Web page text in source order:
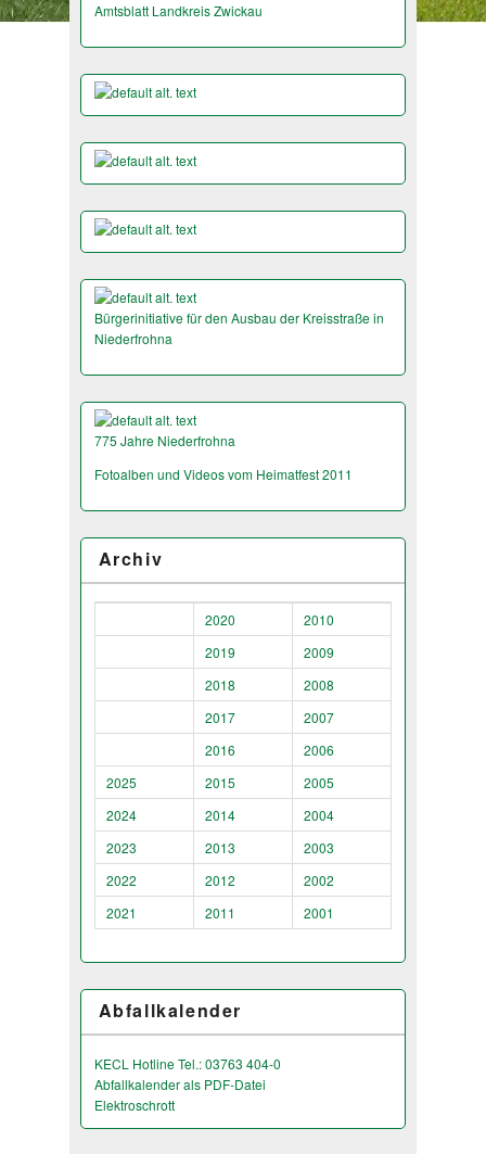
Amtsblatt Landkreis Zwickau
Bürgerinitiative für den Ausbau der Kreisstraße in
Niederfrohna
775 Jahre Niederfrohna
Fotoalben und Videos vom Heimatfest 2011
Archiv
2020
2010
2019
2009
2018
2008
2017
2007
2016
2006
2025
2015
2005
2024
2014
2004
2023
2013
2003
2022
2012
2002
2021
2011 2001
Abfallkalender
KECL Hotline Tel.: 03763 404-0
Abfallkalender als PDF-Datei
Elektroschrott